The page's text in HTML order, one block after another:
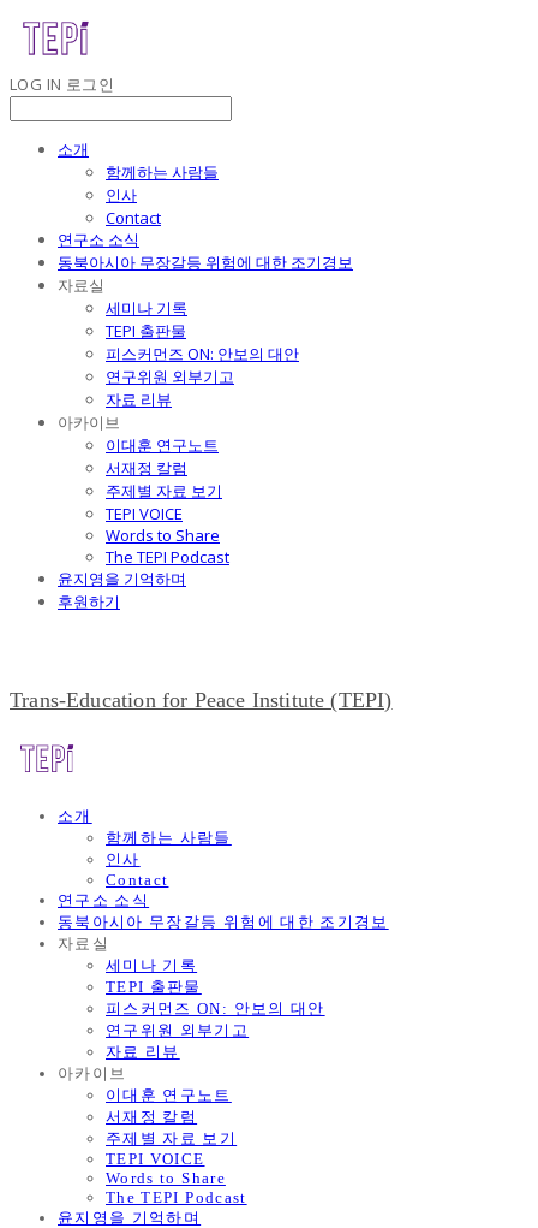
LOG IN 로그인
소개
함께하는 사람들
인사
Contact
연구소 소식
동북아시아 무장갈등 위험에 대한 조기경보
자료실
세미나 기록
TEPI 출판물
피스커먼즈 ON: 안보의 대안
연구위원 외부기고
자료 리뷰
아카이브
이대훈 연구노트
서재정 칼럼
주제별 자료 보기
TEPI VOICE
Words to Share
The TEPI Podcast
윤지영을 기억하며
후원하기
Trans-Education for Peace Institute (TEPI)
소개
함께하는 사람들
인사
Contact
연구소 소식
동북아시아 무장갈등 위험에 대한 조기경보
자료실
세미나 기록
TEPI 출판물
피스커먼즈 ON: 안보의 대안
연구위원 외부기고
자료 리뷰
아카이브
이대훈 연구노트
서재정 칼럼
주제별 자료 보기
TEPI VOICE
Words to Share
The TEPI Podcast
윤지영을 기억하며